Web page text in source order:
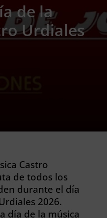
de la
Urdiales
Castro
de todos los
durante el día
2026.
día de la música